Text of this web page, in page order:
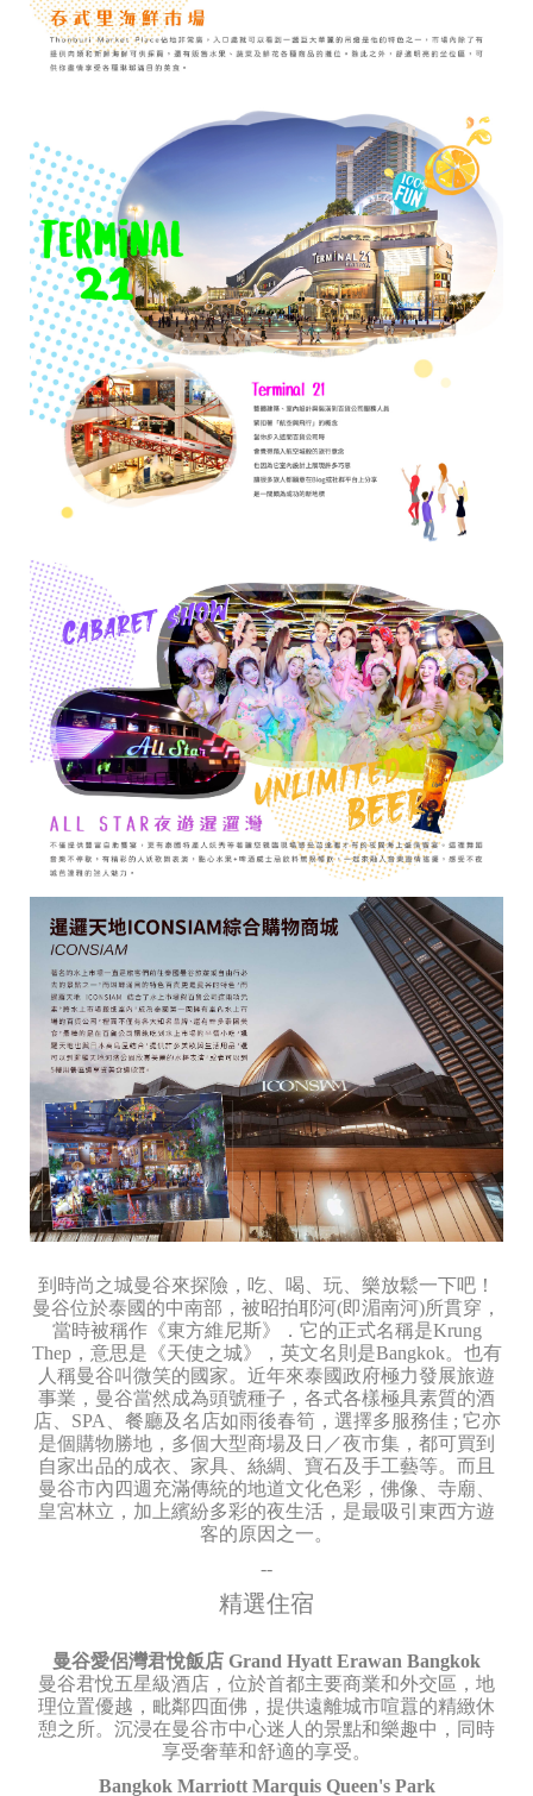
到時尚之城曼谷來探險，吃、喝、玩、樂放鬆一下吧！
曼谷位於泰國的中南部，被昭拍耶河(即湄南河)所貫穿，
當時被稱作《東方維尼斯》．它的正式名稱是Krung
Thep，意思是《天使之城》，英文名則是Bangkok。也有
人稱曼谷叫微笑的國家。近年來泰國政府極力發展旅遊
事業，曼谷當然成為頭號種子，各式各樣極具素質的酒
店、SPA、餐廳及名店如雨後春筍，選擇多服務佳 ; 它亦
是個購物勝地，多個大型商場及日／夜市集，都可買到
自家出品的成衣、家具、絲綢、寶石及手工藝等。而且
曼谷市內四週充滿傳統的地道文化色彩，佛像、寺廟、
皇宮林立，加上繽紛多彩的夜生活，是最吸引東西方遊
客的原因之一。
--
精選住宿
曼谷愛侶灣君悅飯店 Grand Hyatt Erawan Bangkok
曼谷君悅五星級酒店，位於首都主要商業和外交區，地
理位置優越，毗鄰四面佛，提供遠離城市喧囂的精緻休
憩之所。沉浸在曼谷市中心迷人的景點和樂趣中，同時
享受奢華和舒適的享受。
Bangkok Marriott Marquis Queen's Park